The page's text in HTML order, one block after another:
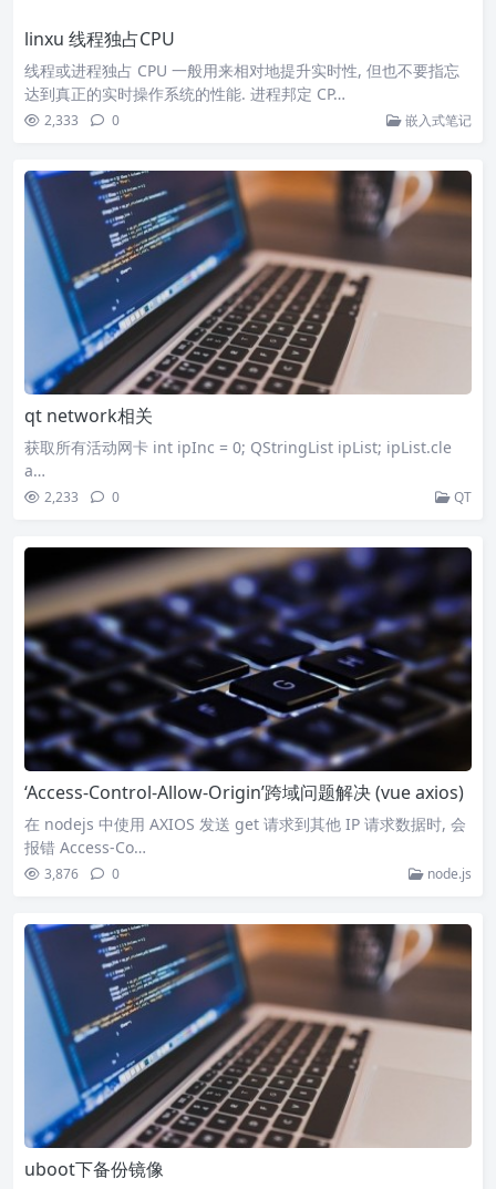
linxu 线程独占CPU
线程或进程独占 CPU 一般用来相对地提升实时性, 但也不要指忘
达到真正的实时操作系统的性能. 进程邦定 CP…
2,333 0 嵌入式笔记
qt network相关
获取所有活动网卡 int ipInc = 0; QStringList ipList; ipList.cle
a…
2,233 0 QT
‘Access-Control-Allow-Origin’跨域问题解决 (vue axios)
在 nodejs 中使用 AXIOS 发送 get 请求到其他 IP 请求数据时, 会
报错 Access-Co…
3,876 0 node.js
uboot下备份镜像